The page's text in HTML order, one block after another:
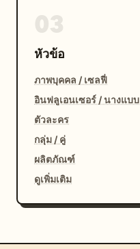
หัวข้อ
ภาพบุคคล / เซลฟี่
อินฟลูเอนเซอร์ / นางแบบ
ตัวละคร
กลุ่ม / คู่
ผลิตภัณฑ์
ดูเพิ่มเติม